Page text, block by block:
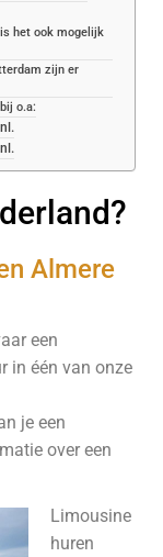
het ook mogelijk
zijn er
o.a:
Almere
een
in één van onze
je een
over een
Limousine
huren